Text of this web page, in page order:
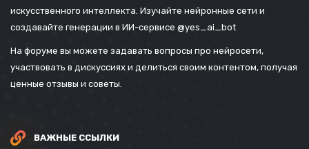
искусственного интеллекта. Изучайте нейронные сети и
создавайте генерации в ИИ-сервисе @yes_ai_bot
На форуме вы можете задавать вопросы про нейросети,
участвовать в дискуссиях и делиться своим контентом, получая
ценные отзывы и советы.
ВАЖНЫЕ ССЫЛКИ